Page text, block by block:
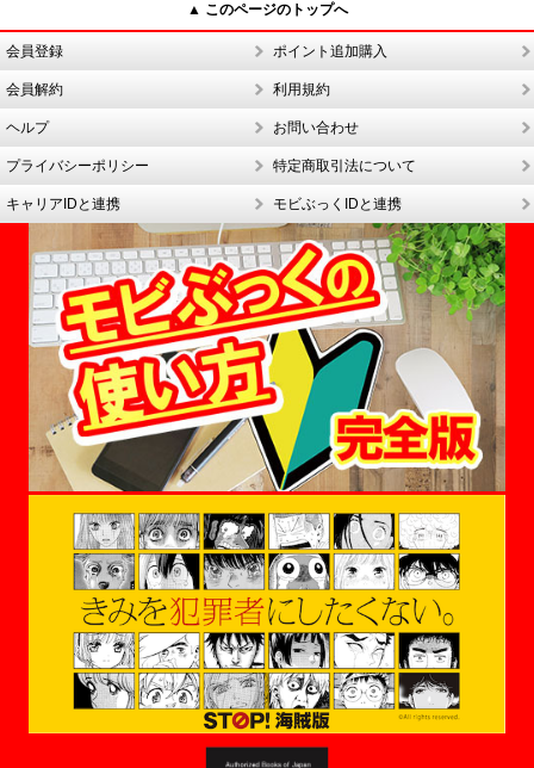
▲ このページのトップへ
会員登録 ポイント追加購入
会員解約 利用規約
ヘルプ お問い合わせ
プライバシーポリシー 特定商取引法について
キャリアIDと連携 モビぶっくIDと連携